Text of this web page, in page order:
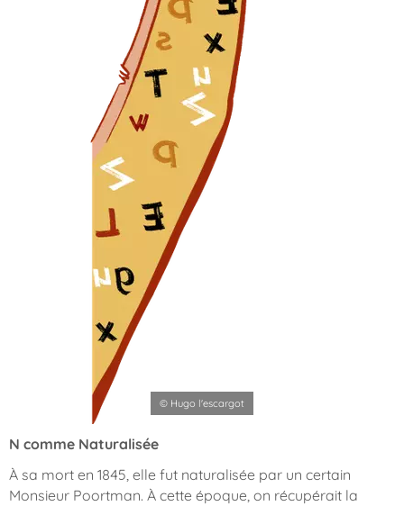
© Hugo l'escargot
N comme Naturalisée
À sa mort en 1845, elle fut naturalisée par un certain
Monsieur Poortman. À cette époque, on récupérait la